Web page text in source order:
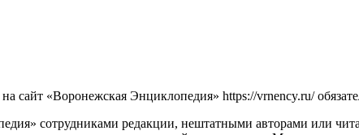
сайт «Воронежская Энциклопедия» https://vrnency.ru/
сотрудниками редакции, нештатными авторами или